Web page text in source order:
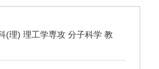
(理) 理工学専攻 分子科学 教